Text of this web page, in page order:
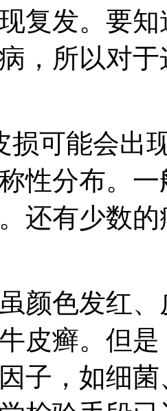
复发。要
，所以对
损可能会出
性分布。
还有少数
颜色发红
皮癣。但
子，如细